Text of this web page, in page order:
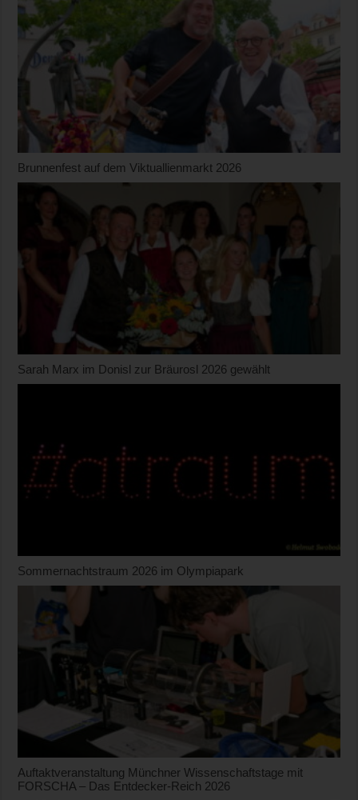
Brunnenfest auf dem Viktuallienmarkt 2026
Sarah Marx im Donisl zur Bräurosl 2026 gewählt
Sommernachtstraum 2026 im Olympiapark
Auftaktveranstaltung Münchner Wissenschaftstage mit
FORSCHA – Das Entdecker-Reich 2026